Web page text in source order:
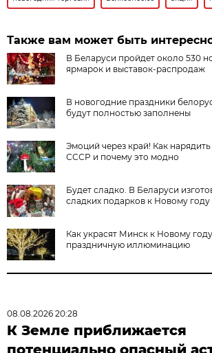
Также вам может быть
В Беларуси пройдет около 530
ярмарок и выставок-распродаж
В новогодние праздники
будут полностью заполнены
Эмоций через край! Как нарядить
СССР и почему это модно
Будет сладко. В Беларуси
сладких подарков к Новому году
Как украсят Минск к Новому
праздничную иллюминацию
08.08.2026 20:28
К Земле приближается
потенциально опасный